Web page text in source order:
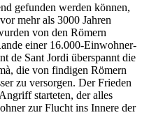
gefunden werden können,
mehr als 3000 Jahren
von den Römern
einer 16.000-Einwohner-
de Sant Jordi überspannt die
die von findigen Römern
zu versorgen. Der Frieden
starteten, der alles
zur Flucht ins Innere der